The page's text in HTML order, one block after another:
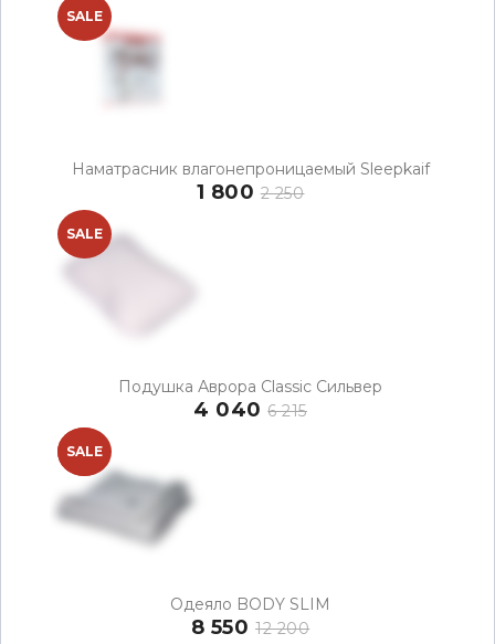
SALE
Наматрасник влагонепроницаемый Sleepkaif
1 800 2 250
SALE
Подушка Аврора Classic Сильвер
4 0406 215
NEW
SALE
Одеяло BODY SLIM
8 550 12 200